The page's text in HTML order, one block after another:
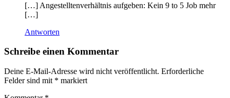
[…] Angestelltenverhältnis aufgeben: Kein 9 to 5 Job mehr
[…]
Antworten
Schreibe einen Kommentar
Deine E-Mail-Adresse wird nicht veröffentlicht. Erforderliche
Felder sind mit * markiert